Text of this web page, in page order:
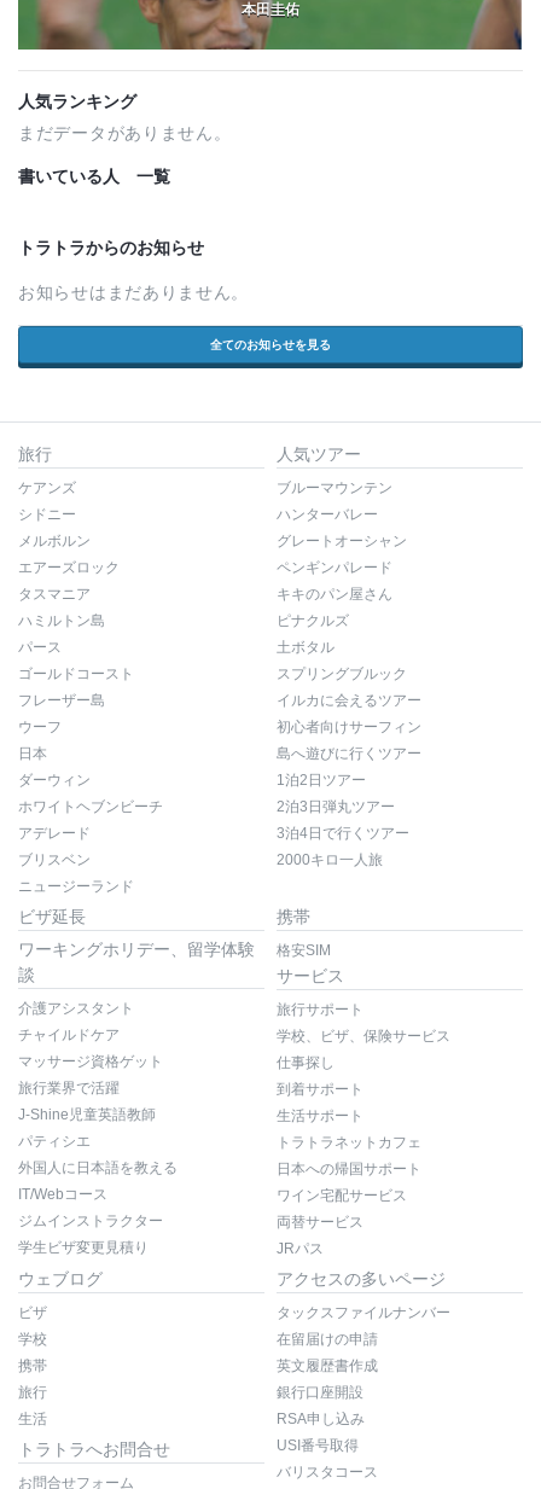
本田圭佑
人気ランキング
まだデータがありません。
書いている人 一覧
トラトラからのお知らせ
お知らせはまだありません。
全てのお知らせを見る
旅行
ケアンズ
シドニー
メルボルン
エアーズロック
タスマニア
ハミルトン島
パース
ゴールドコースト
フレーザー島
ウーフ
日本
ダーウィン
ホワイトヘブンビーチ
アデレード
ブリスベン
ニュージーランド
人気ツアー
ブルーマウンテン
ハンターバレー
グレートオーシャン
ペンギンパレード
キキのパン屋さん
ピナクルズ
土ボタル
スプリングブルック
イルカに会えるツアー
初心者向けサーフィン
島へ遊びに行くツアー
1泊2日ツアー
2泊3日弾丸ツアー
3泊4日で行くツアー
2000キロ一人旅
ビザ延長
ワーキングホリデー、留学体験
談
介護アシスタント
チャイルドケア
マッサージ資格ゲット
旅行業界で活躍
J-Shine児童英語教師
パティシエ
外国人に日本語を教える
IT/Webコース
ジムインストラクター
学生ビザ変更見積り
携帯
格安SIM
サービス
旅行サポート
学校、ビザ、保険サービス
仕事探し
到着サポート
生活サポート
トラトラネットカフェ
日本への帰国サポート
ワイン宅配サービス
両替サービス
JRパス
ウェブログ
ビザ
学校
携帯
旅行
生活
トラトラへお問合せ
お問合せフォーム
アクセスの多いページ
タックスファイルナンバー
在留届けの申請
英文履歴書作成
銀行口座開設
RSA申し込み
USI番号取得
バリスタコース